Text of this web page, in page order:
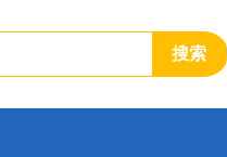
搜索